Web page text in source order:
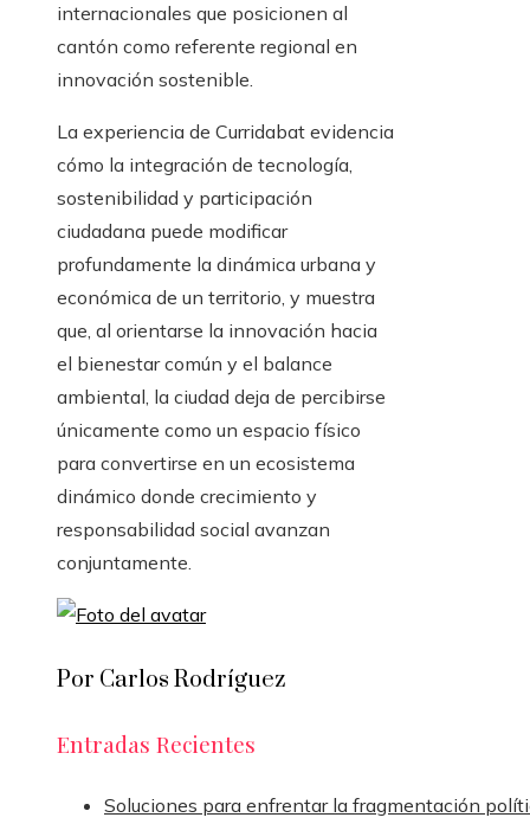
internacionales que posicionen al
cantón como referente regional en
innovación sostenible.
La experiencia de Curridabat evidencia
cómo la integración de tecnología,
sostenibilidad y participación
ciudadana puede modificar
profundamente la dinámica urbana y
económica de un territorio, y muestra
que, al orientarse la innovación hacia
el bienestar común y el balance
ambiental, la ciudad deja de percibirse
únicamente como un espacio físico
para convertirse en un ecosistema
dinámico donde crecimiento y
responsabilidad social avanzan
conjuntamente.
Por Carlos Rodríguez
Entradas Recientes
Soluciones para enfrentar la fragmentación